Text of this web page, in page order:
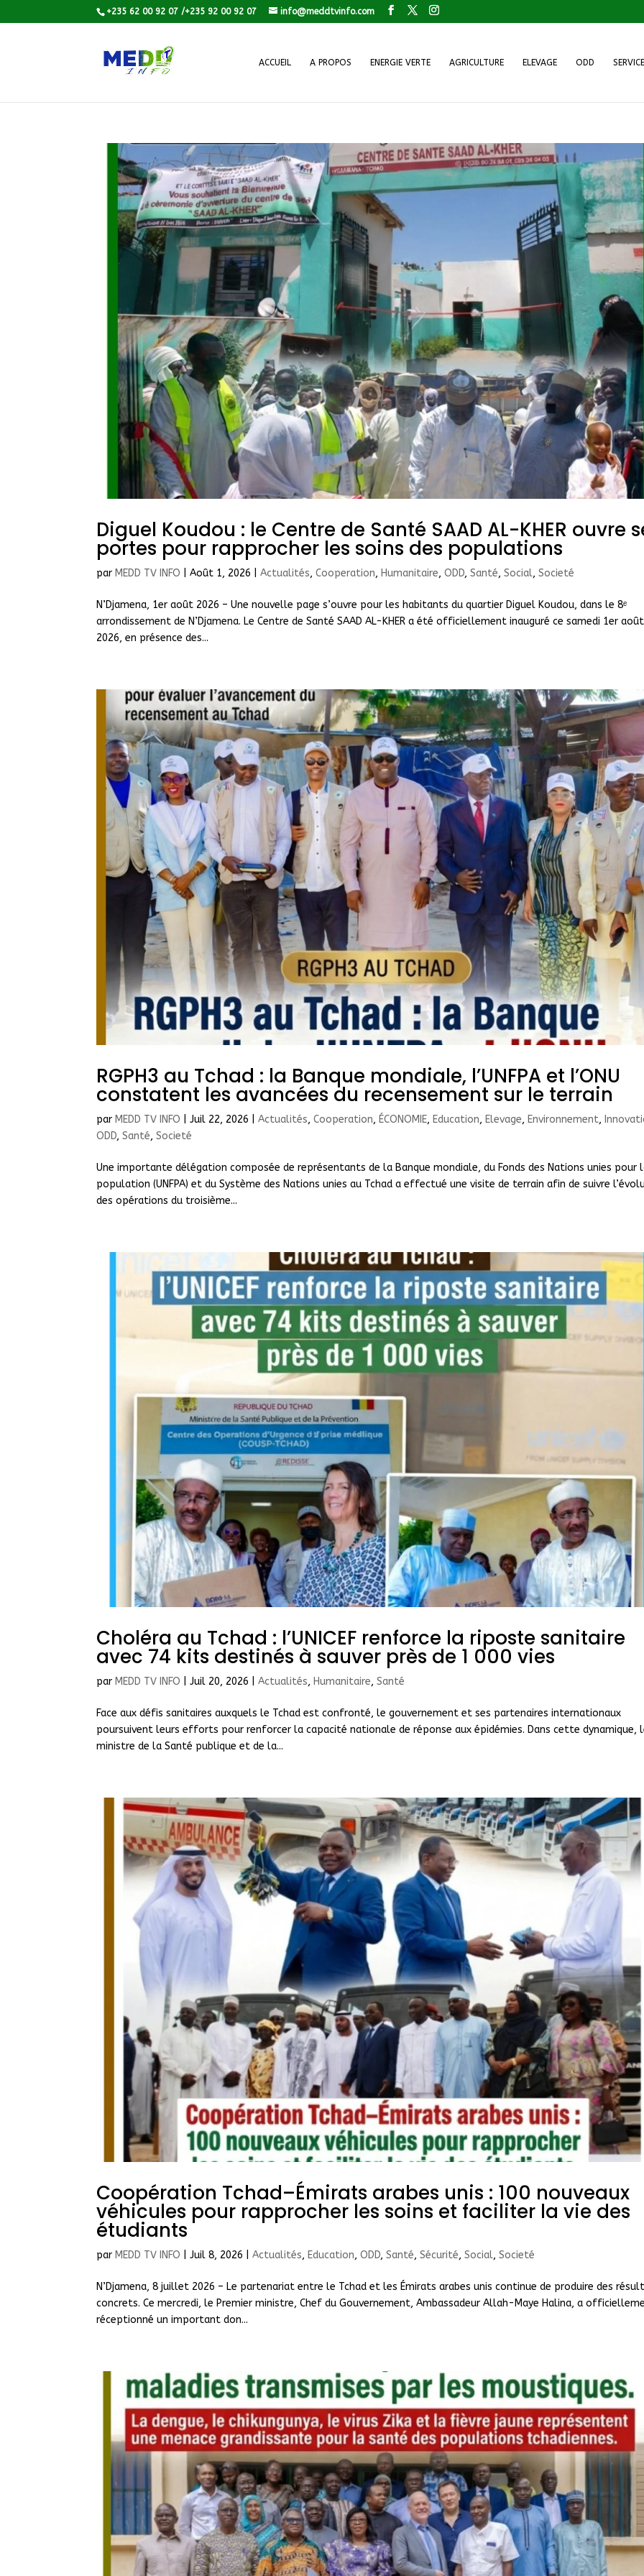
+235 62 00 92 07 /+235 92 00 92 07 info@meddtvinfo.com
ACCUEIL A PROPOS ENERGIE VERTE AGRICULTURE ELEVAGE ODD
Diguel Koudou : le Centre de Santé SAAD AL-KHER ouvre
portes pour rapprocher les soins des populations
par MEDD TV INFO |Août 1, 2026 |Actualités,Cooperation, Humanitaire,ODD,Santé,Social,Societé
N’Djamena, 1er août 2026 – Une nouvelle page s’ouvre pour les habitants du quartier Diguel Koudou, dans le 8ᵉ
arrondissement de N’Djamena. Le Centre de Santé SAAD AL-KHER a été officiellement inauguré ce samedi 1er août
2026, en présence des...
RGPH3 au Tchad : la Banque mondiale, l’UNFPA et l’ONU
constatent les avancées du recensement sur le terrain
par MEDD TV INFO |Juil 22, 2026 |Actualités,Cooperation, ÉCONOMIE, Education, Elevage, Environnement,
ODD,Santé,Societé
Une importante délégation composée de représentants de la Banque mondiale, du Fonds des Nations unies pour
population (UNFPA) et du Système des Nations unies au Tchad a effectué une visite de terrain afin de suivre
des opérations du troisième...
Choléra au Tchad : l’UNICEF renforce la riposte sanitaire
avec 74 kits destinés à sauver près de 1 000 vies
par MEDD TV INFO |Juil 20, 2026 |Actualités, Humanitaire,Santé
Face aux défis sanitaires auxquels le Tchad est confronté, le gouvernement et ses partenaires internationaux
poursuivent leurs efforts pour renforcer la capacité nationale de réponse aux épidémies. Dans cette dynamique,
ministre de la Santé publique et de la...
Coopération Tchad–Émirats arabes unis : 100 nouveaux
véhicules pour rapprocher les soins et faciliter la vie des
étudiants
par MEDD TV INFO |Juil 8, 2026 |Actualités, Education,ODD,Santé,Sécurité,Social,Societé
N’Djamena, 8 juillet 2026 – Le partenariat entre le Tchad et les Émirats arabes unis continue de produire des
concrets. Ce mercredi, le Premier ministre, Chef du Gouvernement, Ambassadeur Allah-Maye Halina, a
réceptionné un important don...